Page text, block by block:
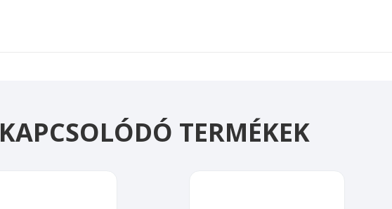
KAPCSOLÓDÓ TERMÉKEK